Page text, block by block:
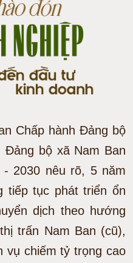
Chấp hành Đảng bộ
bộ xã Nam Ban
- 2030 nêu rõ, 5 năm
tiếp tục phát triển ổn
dịch theo hướng
trấn Nam Ban (cũ),
vụ chiếm tỷ trọng cao